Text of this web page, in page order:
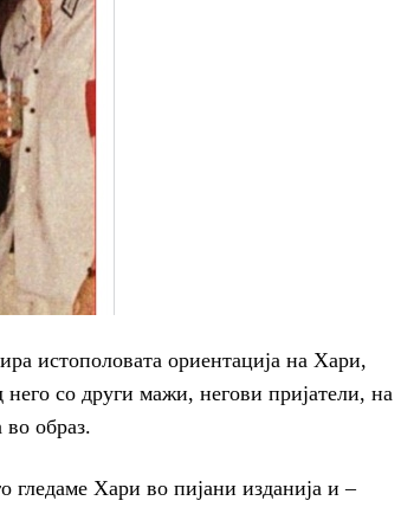
истополовата ориентација на Хари,
со други мажи, негови пријатели, на
во образ.
гледаме Хари во пијани изданија и –